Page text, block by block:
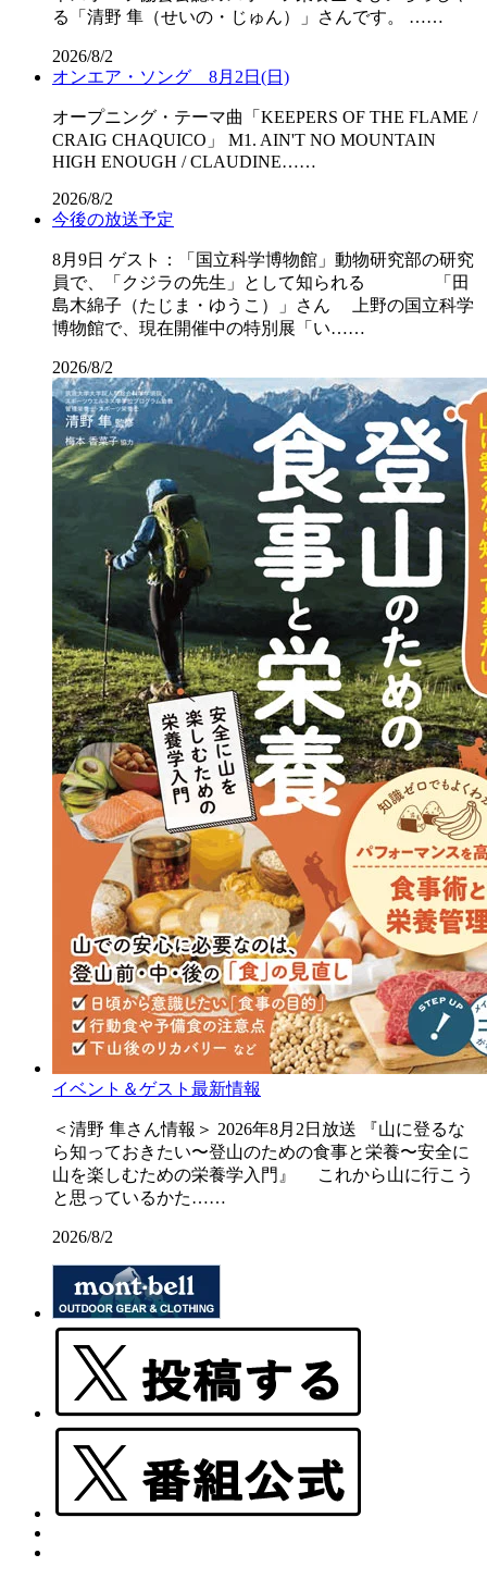
る「清野 隼（せいの・じゅん）」さんです。 ……
2026/8/2
オンエア・ソング 8月2日(日)
オープニング・テーマ曲「KEEPERS OF THE FLAME /
CRAIG CHAQUICO」 M1. AIN'T NO MOUNTAIN
HIGH ENOUGH / CLAUDINE……
2026/8/2
今後の放送予定
8月9日 ゲスト：「国立科学博物館」動物研究部の研究
員で、「クジラの先生」として知られる 「田
島木綿子（たじま・ゆうこ）」さん 上野の国立科学
博物館で、現在開催中の特別展「い……
2026/8/2
イベント＆ゲスト最新情報
＜清野 隼さん情報＞ 2026年8月2日放送 『山に登るな
ら知っておきたい〜登山のための食事と栄養〜安全に
山を楽しむための栄養学入門』 これから山に行こう
と思っているかた……
2026/8/2